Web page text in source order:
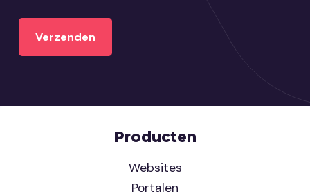
Producten
Websites
Portalen